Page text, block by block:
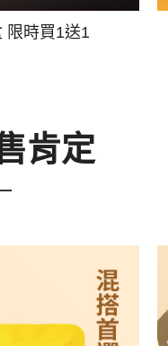
限時買1送1
肯定